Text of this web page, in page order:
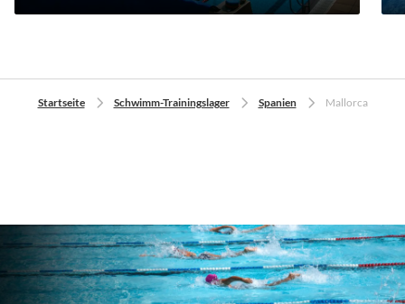
Startseite Schwimm-Trainingslager Spanien Mallorca